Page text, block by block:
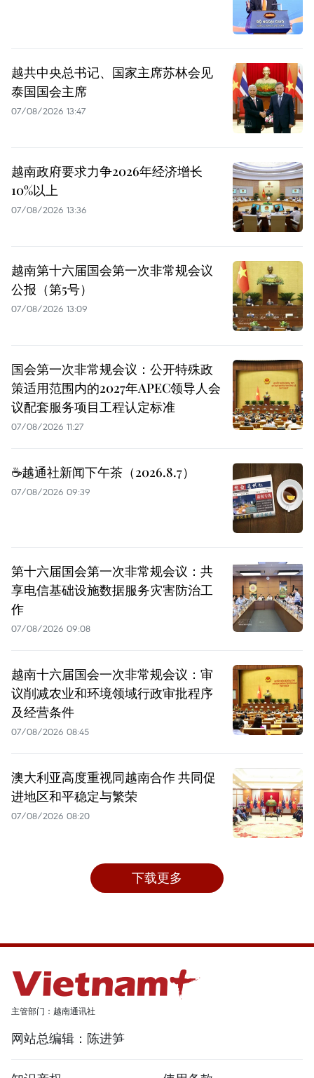
越共中央总书记、国家主席苏林会见
泰国国会主席
07/08/2026 13:47
越南政府要求力争2026年经济增长
10%以上
07/08/2026 13:36
越南第十六届国会第一次非常规会议
公报（第5号）
07/08/2026 13:09
国会第一次非常规会议：公开特殊政
策适用范围内的2027年APEC领导人会
议配套服务项目工程认定标准
07/08/2026 11:27
☕️越通社新闻下午茶（2026.8.7）
07/08/2026 09:39
第十六届国会第一次非常规会议：共
享电信基础设施数据服务灾害防治工
作
07/08/2026 09:08
越南十六届国会一次非常规会议：审
议削减农业和环境领域行政审批程序
及经营条件
07/08/2026 08:45
澳大利亚高度重视同越南合作 共同促
进地区和平稳定与繁荣
07/08/2026 08:20
下载更多
主管部门：越南通讯社
网站总编辑：陈进笋